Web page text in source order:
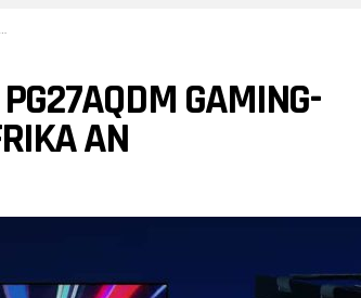
GAMING-
AN